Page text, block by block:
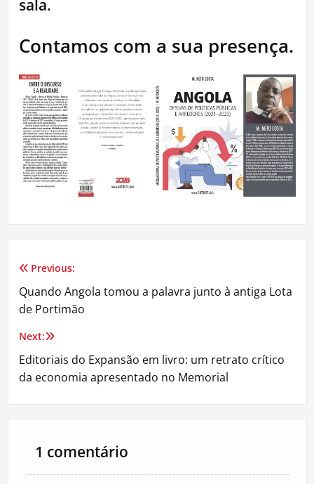
sala.
Contamos com a sua presença.
Navegação
de
artigos
Previous:
Quando Angola tomou a palavra junto à antiga Lota
de Portimão
Next:
Editoriais do Expansão em livro: um retrato crítico
da economia apresentado no Memorial
1 comentário